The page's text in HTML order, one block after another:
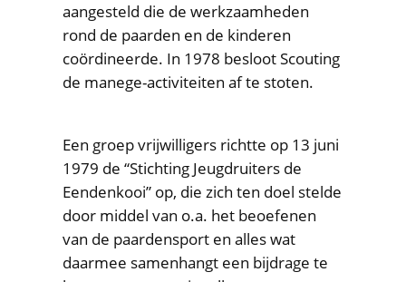
aangesteld die de werkzaamheden
rond de paarden en de kinderen
coördineerde. In 1978 besloot Scouting
de manege-activiteiten af te stoten.
Een groep vrijwilligers richtte op 13 juni
1979 de “Stichting Jeugdruiters de
Eendenkooi” op, die zich ten doel stelde
door middel van o.a. het beoefenen
van de paardensport en alles wat
daarmee samenhangt een bijdrage te